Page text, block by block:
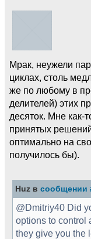
Мрак, неужели
циклах, столь
же по любому в
делителей) этих
десяток. Мне как-
принятых
оптимально на
получилось бы).
Huz в сообщении
@Dmitriy40 Did
options to control
they give you the